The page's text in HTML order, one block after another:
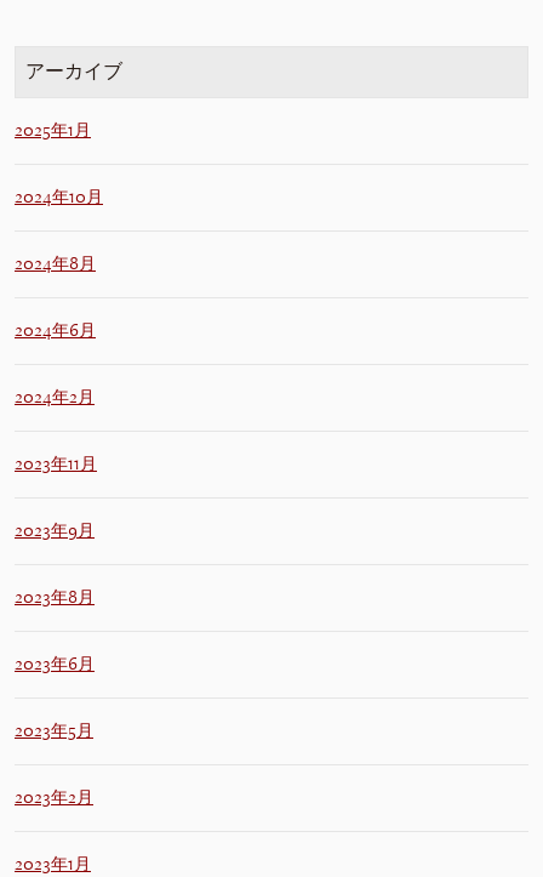
アーカイブ
2025年1月
2024年10月
2024年8月
2024年6月
2024年2月
2023年11月
2023年9月
2023年8月
2023年6月
2023年5月
2023年2月
2023年1月